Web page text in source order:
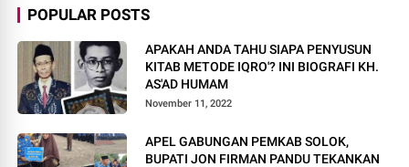
POPULAR POSTS
APAKAH ANDA TAHU SIAPA PENYUSUN
KITAB METODE IQRO'? INI BIOGRAFI KH.
AS'AD HUMAM
November 11, 2022
APEL GABUNGAN PEMKAB SOLOK,
BUPATI JON FIRMAN PANDU TEKANKAN